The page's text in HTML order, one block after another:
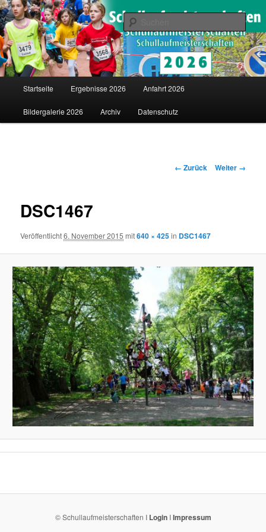
Schullaufmeisterschaften
Saarländische Schullaufmeisterschaften in Merzig
Zum
Inhalt
Startseite Ergebnisse 2026 Anfahrt 2026
Bildergalerie 2026 Archiv Datenschutz
Bilder-
← Zurück Weiter →
DSC1467
Veröffentlicht6. November 2015 mit640 × 425in DSC1467
© Schullaufmeisterschaften I LoginIImpressum